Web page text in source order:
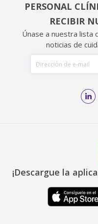
PERSONAL
RECIBIR
Únase a nuestra lista
noticias de
¡Descargue la